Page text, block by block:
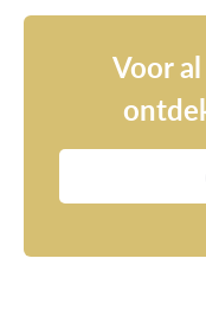
Voor